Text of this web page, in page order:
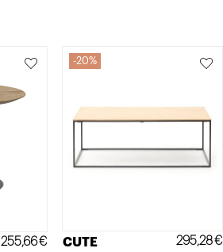
255,66€
20%
CUTE 295,28€